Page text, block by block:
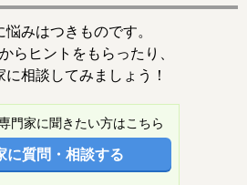
みはつきものです。
らヒントをもらったり、
相談してみましょう！
門家に聞きたい方はこちら
に質問・相談する